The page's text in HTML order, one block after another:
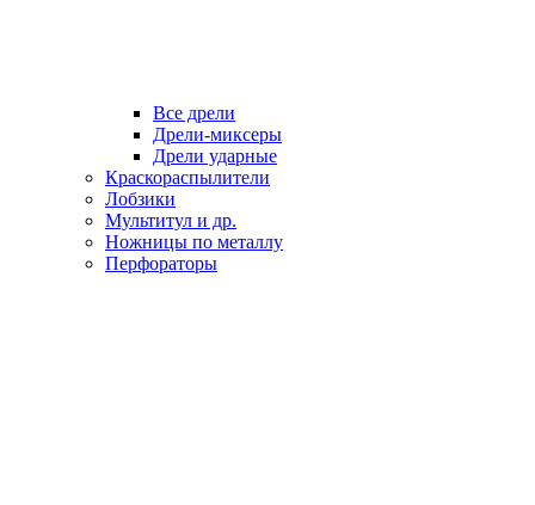
Все дрели
Дрели-миксеры
Дрели ударные
Краскораспылители
Лобзики
Мультитул и др.
Ножницы по металлу
Перфораторы